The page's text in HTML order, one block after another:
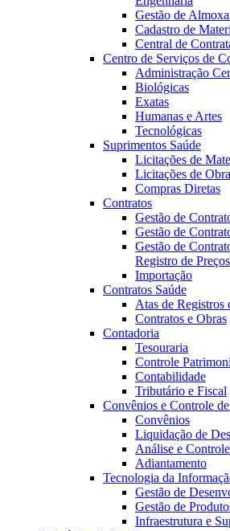
Gestão de
Cadastro de
Central de
Centro de Serviços de
Administração
Biológicas
Exatas
Humanas e Artes
Tecnológicas
Suprimentos Saúde
Licitações de
Licitações de
Compras Diretas
Contratos
Gestão de
Gestão de
Gestão de
Registro de Preços
Importação
Contratos Saúde
Atas de Registros
Contratos e Obras
Contadoria
Tesouraria
Controle
Contabilidade
Tributário e Fiscal
Convênios e Controle de
Convênios
Liquidação de
Análise e
Adiantamento
Tecnologia da
Gestão de
Gestão de
Infraestrutura e